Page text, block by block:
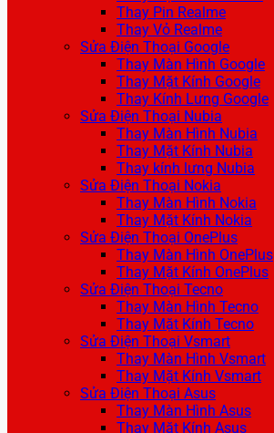
Thay Pin Realme
Thay Vỏ Realme
Sửa Điện Thoại Google
Thay Màn Hình Google
Thay Mặt Kính Google
Thay Kính Lưng Google
Sửa Điện Thoại Nubia
Thay Màn Hình Nubia
Thay Mặt Kính Nubia
Thay kính lưng Nubia
Sửa Điện Thoại Nokia
Thay Màn Hình Nokia
Thay Mặt Kính Nokia
Sửa Điện Thoại OnePlus
Thay Màn Hình OnePlus
Thay Mặt Kính OnePlus
Sửa Điện Thoại Tecno
Thay Màn Hình Tecno
Thay Mặt Kính Tecno
Sửa Điện Thoại Vsmart
Thay Màn Hình Vsmart
Thay Mặt Kính Vsmart
Sửa Điện Thoại Asus
Thay Màn Hình Asus
Thay Mặt Kính Asus